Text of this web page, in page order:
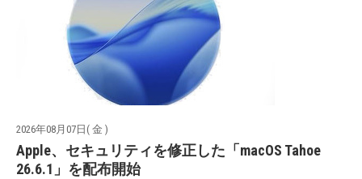
2026年08月07日( 金 )
Apple、セキュリティを修正した「macOS Tahoe
26.6.1」を配布開始